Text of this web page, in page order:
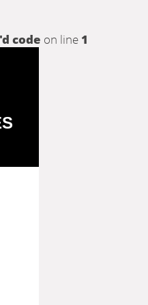
code on line 1